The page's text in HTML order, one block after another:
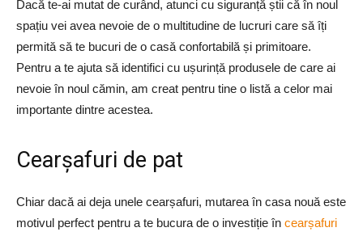
Dacă te-ai mutat de curând, atunci cu siguranță știi că în noul
spațiu vei avea nevoie de o multitudine de lucruri care să îți
permită să te bucuri de o casă confortabilă și primitoare.
Pentru a te ajuta să identifici cu ușurință produsele de care ai
nevoie în noul cămin, am creat pentru tine o listă a celor mai
importante dintre acestea.
Cearșafuri de pat
Chiar dacă ai deja unele cearșafuri, mutarea în casa nouă este
motivul perfect pentru a te bucura de o investiție în cearșafuri